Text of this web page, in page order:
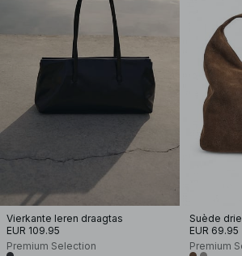
Vierkante leren draagtas
EUR 109.95
Premium Selection
Suède
EUR 69.95
Premium